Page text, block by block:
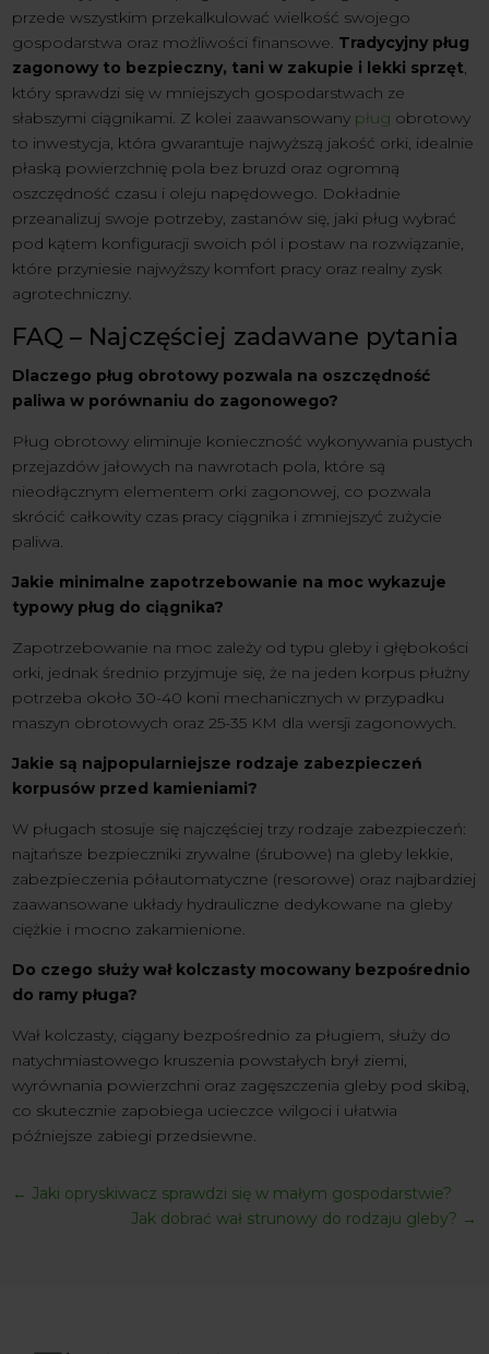
przede wszystkim przekalkulować wielkość swojego
gospodarstwa oraz możliwości finansowe. Tradycyjny pług
zagonowy to bezpieczny, tani w zakupie i lekki sprzęt,
który sprawdzi się w mniejszych gospodarstwach ze
słabszymi ciągnikami. Z kolei zaawansowany pług obrotowy
to inwestycja, która gwarantuje najwyższą jakość orki, idealnie
płaską powierzchnię pola bez bruzd oraz ogromną
oszczędność czasu i oleju napędowego. Dokładnie
przeanalizuj swoje potrzeby, zastanów się, jaki pług wybrać
pod kątem konfiguracji swoich pól i postaw na rozwiązanie,
które przyniesie najwyższy komfort pracy oraz realny zysk
agrotechniczny.
FAQ – Najczęściej zadawane pytania
Dlaczego pług obrotowy pozwala na oszczędność
paliwa w porównaniu do zagonowego?
Pług obrotowy eliminuje konieczność wykonywania pustych
przejazdów jałowych na nawrotach pola, które są
nieodłącznym elementem orki zagonowej, co pozwala
skrócić całkowity czas pracy ciągnika i zmniejszyć zużycie
paliwa.
Jakie minimalne zapotrzebowanie na moc wykazuje
typowy pług do ciągnika?
Zapotrzebowanie na moc zależy od typu gleby i głębokości
orki, jednak średnio przyjmuje się, że na jeden korpus płużny
potrzeba około 30-40 koni mechanicznych w przypadku
maszyn obrotowych oraz 25-35 KM dla wersji zagonowych.
Jakie są najpopularniejsze rodzaje zabezpieczeń
korpusów przed kamieniami?
W pługach stosuje się najczęściej trzy rodzaje zabezpieczeń:
najtańsze bezpieczniki zrywalne (śrubowe) na gleby lekkie,
zabezpieczenia półautomatyczne (resorowe) oraz najbardziej
zaawansowane układy hydrauliczne dedykowane na gleby
ciężkie i mocno zakamienione.
Do czego służy wał kolczasty mocowany bezpośrednio
do ramy pługa?
Wał kolczasty, ciągany bezpośrednio za pługiem, służy do
natychmiastowego kruszenia powstałych brył ziemi,
wyrównania powierzchni oraz zagęszczenia gleby pod skibą,
co skutecznie zapobiega ucieczce wilgoci i ułatwia
późniejsze zabiegi przedsiewne.
←Jaki opryskiwacz sprawdzi się w małym gospodarstwie?
Jak dobrać wał strunowy do rodzaju gleby? →